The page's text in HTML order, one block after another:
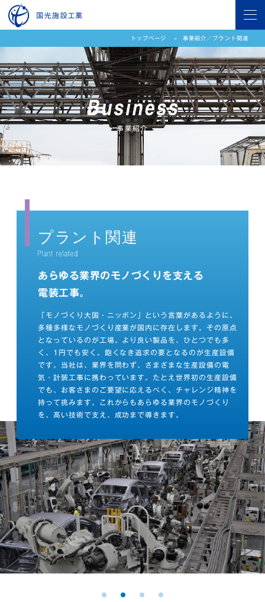
トップページ 事業紹介／プラント関連
事業紹介
プラント関連
あらゆる業界のモノづくりを支える
電装工事。
「モノづくり大国・ニッポン」という言葉があるように、
多種多様なモノづくり産業が国内に存在します。その原点
となっているのが工場。より良い製品を、ひとつでも多
く、1円でも安く。飽くなき追求の要となるのが生産設備
です。当社は、業界を問わず、さまざまな生産設備の電
気・計装工事に携わっています。たとえ世界初の生産設備
でも、お客さまのご要望に応えるべく、チャレンジ精神を
持って挑みます。これからもあらゆる業界のモノづくり
を、高い技術で支え、成功まで導きます。